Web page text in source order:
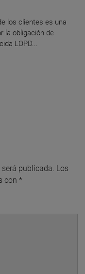
los clientes es una
la obligación de
LOPD...
publicada. Los
con *